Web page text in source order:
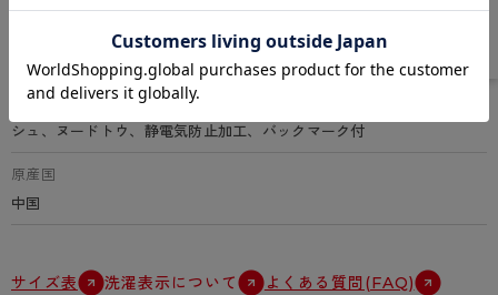
素材
ナイロン、ポリウレタン
シュ、ヌードトウ、静電気防止加工、バックマーク付
原産国
中国
サイズ表 洗濯表示について よくある質問(FAQ)